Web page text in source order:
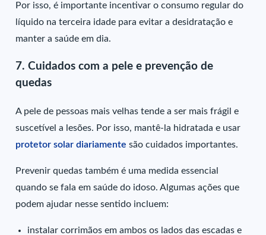
Por isso, é importante incentivar o consumo regular do
líquido na terceira idade para evitar a desidratação e
manter a saúde em dia.
7. Cuidados com a pele e prevenção de
quedas
A pele de pessoas mais velhas tende a ser mais frágil e
suscetível a lesões. Por isso, mantê-la hidratada e usar
protetor solar diariamente são cuidados importantes.
Prevenir quedas também é uma medida essencial
quando se fala em saúde do idoso. Algumas ações que
podem ajudar nesse sentido incluem:
instalar corrimãos em ambos os lados das escadas e